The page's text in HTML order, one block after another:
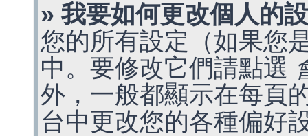
» 我要如何更改個人的
您的所有設定（如果您
中。要修改它們請點選
外，一般都顯示在每頁
台中更改您的各種偏好